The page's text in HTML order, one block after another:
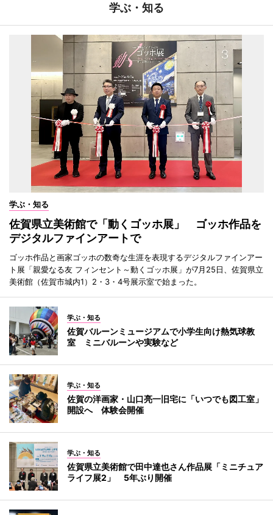
学ぶ・知る
学ぶ・知る
佐賀県立美術館で「動くゴッホ展」 ゴッホ作品を
デジタルファインアートで
ゴッホ作品と画家ゴッホの数奇な生涯を表現するデジタルファインアー
ト展「親愛なる友 フィンセント～動くゴッホ展」が7月25日、佐賀県立
美術館（佐賀市城内1）2・3・4号展示室で始まった。
学ぶ・知る
佐賀バルーンミュージアムで小学生向け熱気球教
室 ミニバルーンや実験など
学ぶ・知る
佐賀の洋画家・山口亮一旧宅に「いつでも図工室」
開設へ 体験会開催
学ぶ・知る
佐賀県立美術館で田中達也さん作品展「ミニチュア
ライフ展2」 5年ぶり開催